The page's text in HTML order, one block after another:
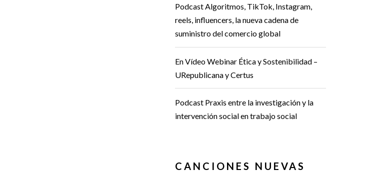
Podcast Algoritmos, TikTok, Instagram,
reels, influencers, la nueva cadena de
suministro del comercio global
En Vídeo Webinar Ética y Sostenibilidad –
URepublicana y Certus
Podcast Praxis entre la investigación y la
intervención social en trabajo social
CANCIONES NUEVAS